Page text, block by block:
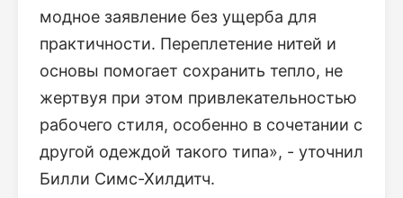
модное заявление без ущерба для
практичности. Переплетение нитей и
основы помогает сохранить тепло, не
жертвуя при этом привлекательностью
рабочего стиля, особенно в сочетании с
другой одеждой такого типа», - уточнил
Билли Симс-Хилдитч.